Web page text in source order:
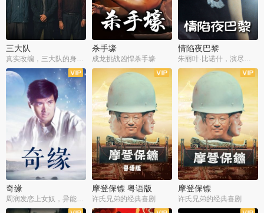
三大队 杀手壕
成龙挑战凶悍杀手壕
情陷夜巴黎
奇缘
周润发恋上女奴，异能护体战邪派
摩登保镖 粤语版
许氏兄弟的经典喜剧
摩登保镖
许氏兄弟的经典喜剧